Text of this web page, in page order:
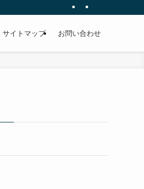
サイトマップ お問い合わせ